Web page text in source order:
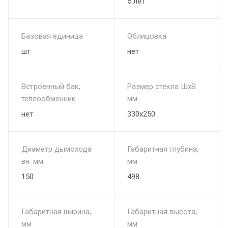
Базовая единица
шт
Облицовка
нет
Встроенный бак,
теплообменник
нет
Размер стекла ШхВ
мм.
330х250
Диаметр дымохода
вн. мм.
150
Габаритная глубина,
мм
498
Габаритная ширина,
мм
Габаритная высота,
мм